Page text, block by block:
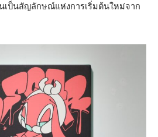
เป็นสัญลักษณ์แห่งการเริ่มต้นใหม่จาก